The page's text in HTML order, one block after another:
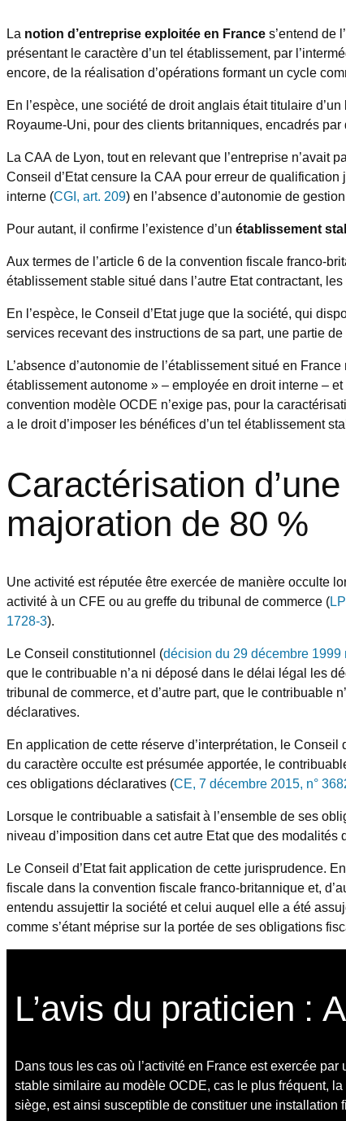
La notion d’entreprise exploitée en Frances’entend de
présentant le caractère d’un tel établissement, par
encore, de la réalisation d’opérations formant un cycle
En l’espèce, une société de droit anglais était titulaire
Royaume-Uni, pour des clients britanniques, encadrés
La CAA de Lyon, tout en relevant que l’entreprise n’avait
Conseil d’Etat censure la CAA pour erreur de
interne (CGI, art. 209) en l’absence d’autonomie de
Pour autant, il confirme l’existence d’un établissement
Aux termes de l’article 6 de la convention fiscale franco-
établissement stable situé dans l’autre Etat contractant,
En l’espèce, le Conseil d’Etat juge que la société, qui
services recevant des instructions de sa part, une partie
L’absence d’autonomie de l’établissement situé en
établissement autonome » – employée en droit interne –
convention modèle OCDE n’exige pas, pour la
a le droit d’imposer les bénéfices d’un tel établissement
Caractérisation
majoration de 80 %
Une activité est réputée être exercée de manière occulte
activité à un CFE ou au greffe du tribunal de commerce (
1728-3).
Le Conseil constitutionnel (décision du 29 décembre 1999
que le contribuable n’a ni déposé dans le délai légal les
tribunal de commerce, et d’autre part, que le contribuable
déclaratives.
En application de cette réserve d’interprétation, le
du caractère occulte est présumée apportée, le
ces obligations déclaratives (CE, 7 décembre 2015, n°
Lorsque le contribuable a satisfait à l’ensemble de ses
niveau d’imposition dans cet autre Etat que des
Le Conseil d’Etat fait application de cette jurisprudence.
fiscale dans la convention fiscale franco-britannique et,
entendu assujettir la société et celui auquel elle a été
comme s’étant méprise sur la portée de ses obligations
L’avis du praticien :
Dans tous les cas où l’activité en France est exercée
stable similaire au modèle OCDE, cas le plus fréquent,
siège, est ainsi susceptible de constituer une installation